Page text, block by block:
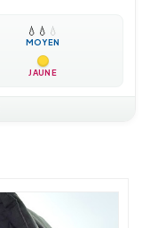
💧 💧 💧
MOYEN
JAUNE